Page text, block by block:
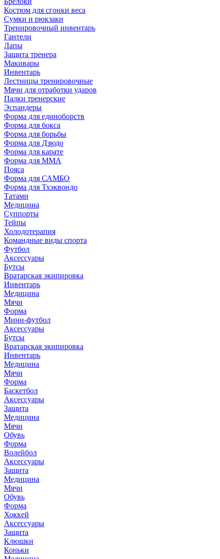
Костюм для сгонки веса
Сумки и рюкзаки
Тренировочный инвентарь
Гантели
Лапы
Защита тренера
Макивары
Инвентарь
Лестницы тренировочные
Мячи для отработки ударов
Палки тренерские
Эспандеры
Форма для единоборств
Форма для бокса
Форма для борьбы
Форма для Дзюдо
Форма для карате
Форма для MMA
Пояса
Форма для САМБО
Форма для Тхэквондо
Татами
Медицина
Суппорты
Тейпы
Холодотерапия
Командные виды спорта
Футбол
Аксессуары
Бутсы
Вратарская экипировка
Инвентарь
Медицина
Мячи
Форма
Мини-футбол
Аксессуары
Бутсы
Вратарская экипировка
Инвентарь
Медицина
Мячи
Форма
Баскетбол
Аксессуары
Защита
Медицина
Мячи
Обувь
Форма
Волейбол
Аксессуары
Защита
Медицина
Мячи
Обувь
Форма
Хоккей
Аксессуары
Защита
Клюшки
Коньки